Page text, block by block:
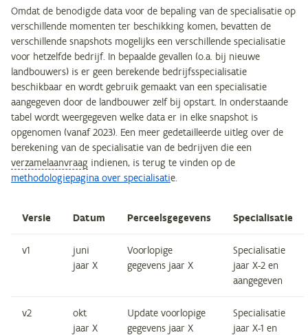
Omdat de benodigde data voor de bepaling van de specialisatie op
verschillende momenten ter beschikking komen, bevatten de
verschillende snapshots mogelijks een verschillende specialisatie
voor hetzelfde bedrijf. In bepaalde gevallen (o.a. bij nieuwe
landbouwers) is er geen berekende bedrijfsspecialisatie
beschikbaar en wordt gebruik gemaakt van een specialisatie
aangegeven door de landbouwer zelf bij opstart. In onderstaande
tabel wordt weergegeven welke data er in elke snapshot is
opgenomen (vanaf 2023). Een meer gedetailleerde uitleg over de
berekening van de specialisatie van de bedrijven die een
verzamelaanvraag indienen, is terug te vinden op de
methodologiepagina over specialisatie.
Versie Datum Perceelsgegevens Specialisatie
v1
juni
jaar X
Voorlopige
gegevens jaar X
Specialisatie
jaar X-2 en
aangegeven
v2
okt
jaar X
Update voorlopige
gegevens jaar X
Specialisatie
jaar X-1 en